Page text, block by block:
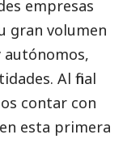
empresas
gran volumen
autónomos,
Al final
contar con
esta primera